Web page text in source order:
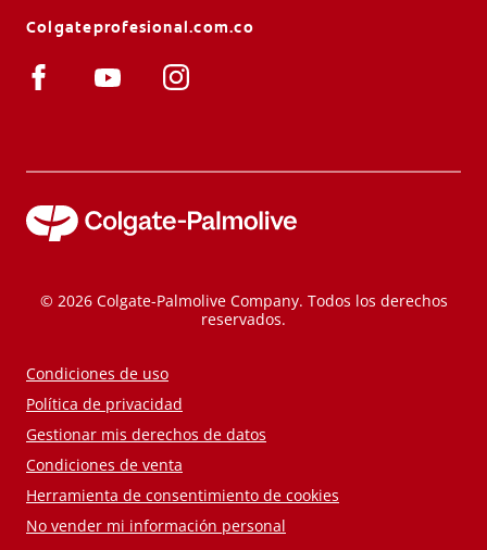
Colgateprofesional.com.co
© 2026 Colgate-Palmolive Company. Todos los derechos
reservados.
Condiciones de uso
Política de privacidad
Gestionar mis derechos de datos
Condiciones de venta
Herramienta de consentimiento de cookies
No vender mi información personal